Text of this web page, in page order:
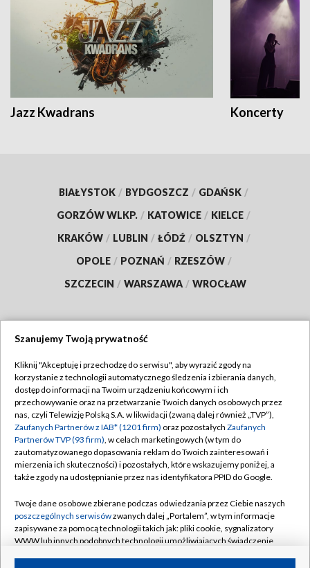
Jazz Kwadrans Koncerty
BIAŁYSTOK / BYDGOSZCZ / GDAŃSK /
GORZÓW WLKP. / KATOWICE / KIELCE /
KRAKÓW / LUBLIN / ŁÓDŹ / OLSZTYN /
OPOLE / POZNAŃ / RZESZÓW /
SZCZECIN / WARSZAWA / WROCŁAW
TVP
Abonament TVP
Emisja w TVP
Centrum informacji TVP
Naziemna Telewizja Cyfrowa
Rada Programowa
System NOS
Informacje o nadawcy
Regulamin TVP
Polityka prywatności
Moje zgody
Pomoc
Kontakt
Kanały
Szanujemy Twoją prywatność
Kliknij "Akceptuję i przechodzę do serwisu", aby wyrazić zgody na
korzystanie z technologii automatycznego śledzenia i zbierania danych,
dostęp do informacji na Twoim urządzeniu końcowym i ich
przechowywanie oraz na przetwarzanie Twoich danych osobowych przez
nas, czyli Telewizję Polską S.A. w likwidacji (zwaną dalej również „TVP”),
Zaufanych Partnerów z IAB* (1201 firm) oraz pozostałych Zaufanych
Partnerów TVP (93 firm), w celach marketingowych (w tym do
zautomatyzowanego dopasowania reklam do Twoich zainteresowań i
mierzenia ich skuteczności) i pozostałych, które wskazujemy poniżej, a
także zgody na udostępnianie przez nas identyfikatora PPID do Google.
Twoje dane osobowe zbierane podczas odwiedzania przez Ciebie naszych
poszczególnych serwisówzwanych dalej „Portalem”, w tym informacje
zapisywane za pomocą technologii takich jak: pliki cookie, sygnalizatory
WWW lub innych podobnych technologii umożliwiających świadczenie